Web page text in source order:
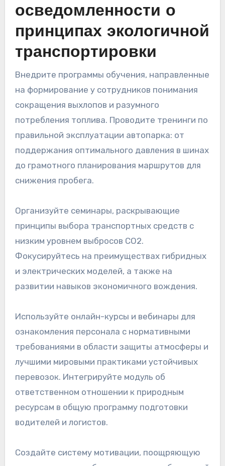
осведомленности о
принципах экологичной
транспортировки
Внедрите программы обучения, направленные
на формирование у сотрудников понимания
сокращения выхлопов и разумного
потребления топлива. Проводите тренинги по
правильной эксплуатации автопарка: от
поддержания оптимального давления в шинах
до грамотного планирования маршрутов для
снижения пробега.
Организуйте семинары, раскрывающие
принципы выбора транспортных средств с
низким уровнем выбросов CO2.
Фокусируйтесь на преимуществах гибридных
и электрических моделей, а также на
развитии навыков экономичного вождения.
Используйте онлайн-курсы и вебинары для
ознакомления персонала с нормативными
требованиями в области защиты атмосферы и
лучшими мировыми практиками устойчивых
перевозок. Интегрируйте модуль об
ответственном отношении к природным
ресурсам в общую программу подготовки
водителей и логистов.
Создайте систему мотивации, поощряющую